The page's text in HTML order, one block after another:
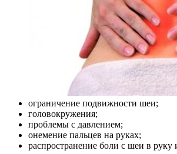
ограничение подвижности шеи;
головокружения;
проблемы с давлением;
онемение пальцев на руках;
распространение боли с шеи в руку